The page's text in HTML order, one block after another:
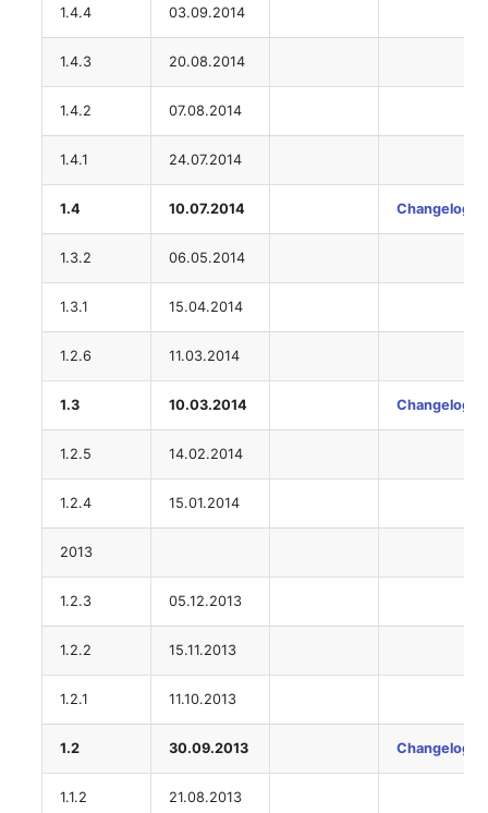
Virtueller Host
Zugewiesene
Zugewiesene Geräte
Zugewiesene Objekte
(Personengruppe)
Zugewiesene Personen
1.4.4 03.09.2014
1.4.3 20.08.2014
1.4.2 07.08.2014
1.4.1 24.07.2014
1.4 10.07.2014 Changelog
1.3.2 06.05.2014
1.3.1 15.04.2014
1.2.6 11.03.2014
1.3 10.03.2014 Changelog
1.2.5 14.02.2014
1.2.4 15.01.2014
2013
1.2.3 05.12.2013
1.2.2 15.11.2013
1.2.1 11.10.2013
1.2 30.09.2013 Changelog
1.1.2 21.08.2013